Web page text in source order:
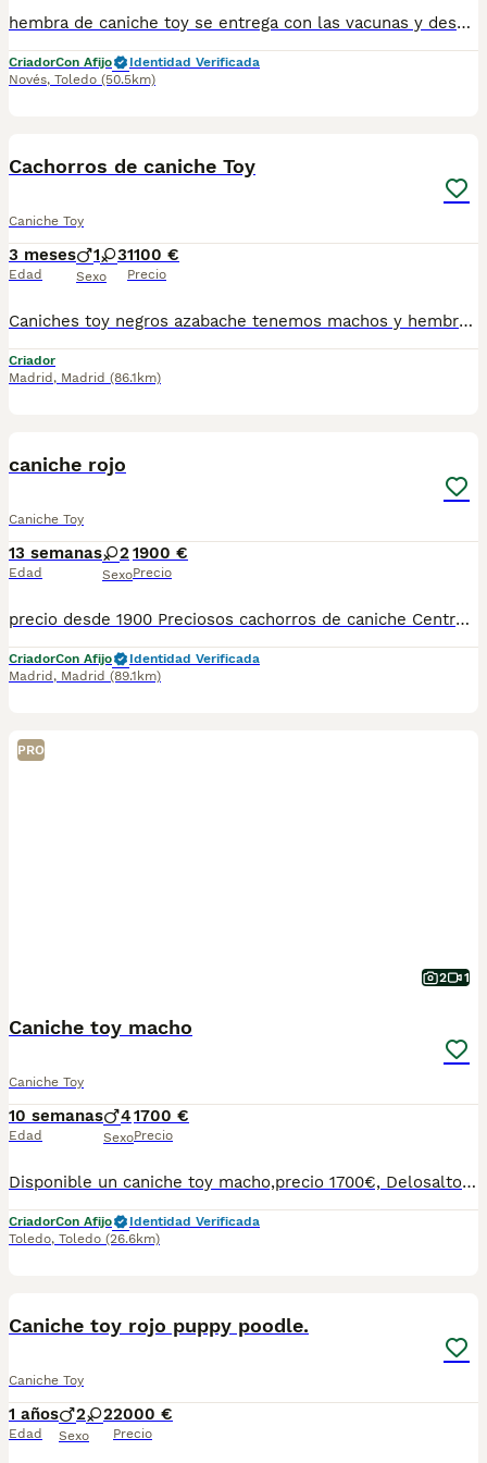
hembra de caniche toy se entrega con las vacunas y desparasitaciones correspondientes a su edad. puede venir a verlo sin compromiso escríbenos a 698979889 y le mandamos la foto actual Le enseñamos a los padres
CriadorCon Afijo
Identidad Verificada
Novés, Toledo (50.5km)
Cachorros de caniche Toy
Caniche Toy
3 meses
Edad
1 3
Sexo
1100 €
Precio
Caniches toy negros azabache tenemos machos y hembras ,distintos colores Nuestros cachorros nacen y crecen en un ambiente familiar ,sin jaulas ,con un respeto y exclusiva cria,somos respetuosos con el tiempo de destete ,cada cachorro necesita su tiempo.. Destetamos con un pienso de alta calidad , Cachorros revisados ,desde el nacimiento ,hasta la entrega por un veterinario competente ,buscando siempre el bienestar de nuestros animales.. Sociabilizados y equilibrados tanto padres como cachorros Se entregan con todo el protocolo veterinario legal,y garantías por escrito completas.. Tenemos servicio de entrega personalizado a cualquier punto de España,directo.. El precio puede cambiar tanto en sexo como en características del cachorro. Dejanos tú teléfono y te mandamos toda la información fotos y vídeos ..
Criador
Madrid , Madrid (86.1km)
caniche rojo
Caniche Toy
13 semanas
Edad
2
Sexo
1900 €
Precio
precio desde 1900 Preciosos cachorros de caniche Centro Canino zazacan es mucho más que un centro de cría , es una familia comprometida con el bienestar animal y la cría responsable, por ello todos nuestros bebés nacen y se crían en nuestras instalaciones , asegurando así un correcto desarrollo y una magnífica socialización, consiguiendo en cada ejemplar un carácter juguetón y extrovertido algo primordial para su adaptación como un miembro más en tu familia . Se entregan con sus correspondientes vacunas a la edad de cada cachorro, desparasitación, microchip implantado y carnet de primo vacunación. Garantía congénita y vírica por contrato. Nuestros cachorros son nacionales y criados en ambiente familiar. Nos avala la seriedad y profesionalidad. Estamos muy comprometidos con el bienestar animal, por ello cada cachorro recibe cuidados personalizados y supervisión constante, asegurando su bienestar y felicidad desde el primer día. Hacemos envíos a toda España con empresa de transporte privado, proporcionando un viaje confortable y ofreciendo las atenciones necesarias a nuestros bebés . Se puede ver sin compromiso con cita previa. Si quieres más información no dudes en contactar con nosotros Mostrar número de teléfono 622220217
CriadorCon Afijo
Identidad Verificada
Madrid , Madrid (89.1km)
PRO
2 1
Caniche toy macho
Caniche Toy
10 semanas
Edad
4
Sexo
1700 €
Precio
Disponible un caniche toy macho,precio 1700€, Delosaltosdevalparaiso somos criadores éticos y familiares en Toledo capital,nuestros caniches viven en casa con nosotros con las mejores comodidades y con mucho cariño, nuestros cachorros se entregan perfectamente sociabilizados y en perfectas condiciones de salud. Los cachorros se entregan: Con chip y cartilla a nombre del comprador, desparasitados y vacunados,con contrato de compra venta con garantías víricas y congenitas,con pedigree LOE (Real sociedad canina de España) y totalmente sociabilizados. Contacto por WhatsApp o llamada al teléfono 647203729 https://www.delosaltosdevalparaiso.com
CriadorCon Afijo
Identidad Verificada
Toledo, Toledo (26.6km)
Caniche toy rojo puppy poodle.
Caniche Toy
1 años
Edad
2 2
Sexo
2000 €
Precio